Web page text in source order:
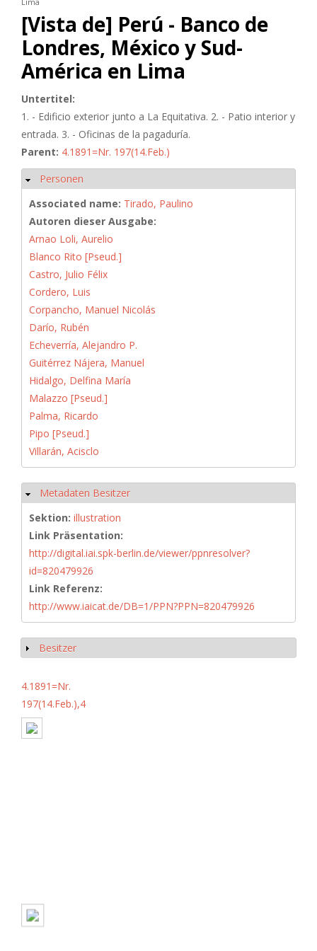
[Vista de] Perú - Banco de
Londres, México y Sud-
América en Lima
Untertitel:
1. - Edificio exterior junto a La Equitativa. 2. - Patio interior y
entrada. 3. - Oficinas de la pagaduría.
Parent: 4.1891=Nr. 197(14.Feb.)
Hide
Personen
Associated name: Tirado, Paulino
Autoren dieser Ausgabe:
Arnao Loli, Aurelio
Blanco Rito [Pseud.]
Castro, Julio Félix
Cordero, Luis
Corpancho, Manuel Nicolás
Darío, Rubén
Echeverría, Alejandro P.
Guitérrez Nájera, Manuel
Hidalgo, Delfina María
Malazzo [Pseud.]
Palma, Ricardo
Pipo [Pseud.]
Villarán, Acisclo
Hide
Metadaten Besitzer
Sektion: illustration
Link Präsentation:
http://digital.iai.spk-berlin.de/viewer/ppnresolver?
id=820479926
Link Referenz:
http://www.iaicat.de/DB=1/PPN?PPN=820479926
Show
Besitzer
4.1891=Nr.
197(14.Feb.),4